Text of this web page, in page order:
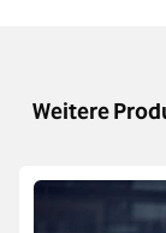
Weitere